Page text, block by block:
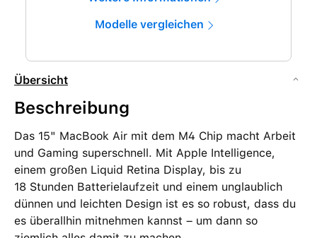
Modelle vergleichen
Übersicht
Beschreibung
Das 15" MacBook Air mit dem M4 Chip macht Arbeit
und Gaming superschnell. Mit Apple Intelligence,
einem großen Liquid Retina Display, bis zu
18 Stunden Batterielaufzeit und einem unglaublich
dünnen und leichten Design ist es so robust, dass du
es überallhin mitnehmen kannst – um dann so